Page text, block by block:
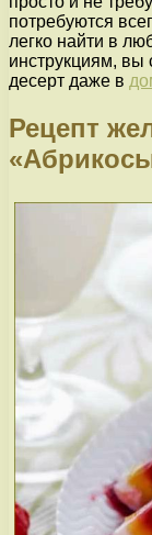
потребуются
легко найти в
инструкциям, вы
десерт даже в
Рецепт